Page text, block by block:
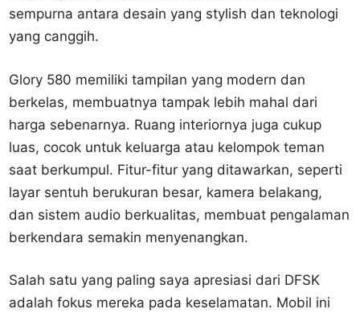
sempurna antara desain yang stylish dan teknologi
yang canggih.
Glory 580 memiliki tampilan yang modern dan
berkelas, membuatnya tampak lebih mahal dari
harga sebenarnya. Ruang interiornya juga cukup
luas, cocok untuk keluarga atau kelompok teman
saat berkumpul. Fitur-fitur yang ditawarkan, seperti
layar sentuh berukuran besar, kamera belakang,
dan sistem audio berkualitas, membuat pengalaman
berkendara semakin menyenangkan.
Salah satu yang paling saya apresiasi dari DFSK
adalah fokus mereka pada keselamatan. Mobil ini